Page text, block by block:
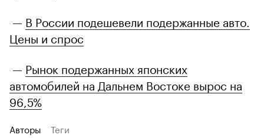
— В России подешевели подержанные авто.
Цены и спрос
— Рынок подержанных японских
автомобилей на Дальнем Востоке вырос на
96,5%
Авторы Теги